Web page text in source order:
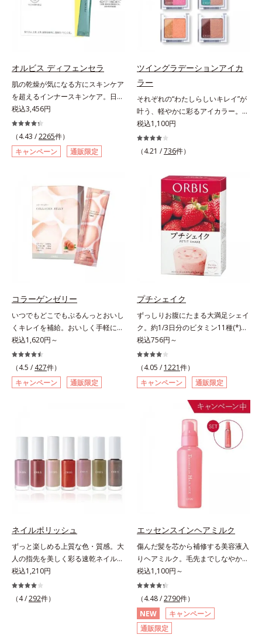
としてお使いいただく場合や、お肌
の状態に合わせて毎日お使いいただ
いても問題ありません。【ご使用方
法】①適量(さくらんぼ 1粒程度)を
を描くように、よくなじませます。
②指先の感触が軽くなったら、水ま
たはぬるま湯でよく洗い流します。
※W洗顔は不要です。
るべく、独自技術によるオルビスの
リポソームビタミンCは高吸収率。
カラダと同じ成分でできたリポソー
ム（カプセル）にビタミンCを閉じ
従来のビタミンCに比べて吸収率が
差で届けるタイムデリバー設計をプ
ラスすることで体内に長く留め、最
大限アプローチしていきます。甘酸
っぱいパイン風味が口の中に爽やか
に広がる顆粒タイプ。水なしでもサ
ッと摂れます。
けのケアなので、夏対策にありがち
な不快感やストレスは無し！ 時短
ケアにもなるため、忙しい方にもお
に早速、毎日2粒（目安）の新習慣
を始めましょう。* 紫外線などによ
り失われるビタミンCを中心とした
栄養成分の補給
オルビス ディフェンセラ
肌の乾燥が気になる方にスキンケア
を超えるインナースキンケア。日本
初(*1)“肌にもトクホ(*2)”！肌の乾燥
が気になる方に。高純度に精製した
米胚芽由来のグルコシルセラミドを
配合。「肌の水分を逃しにくくする
ため、肌の乾燥が気になる方に適し
アです。“飲むスキンケア”だから、
顔だけでなく、背中や足など、スキ
ンケア機能は全身にも。なかなか手
が回らない、ボディの乾燥対策にも
おすすめです。ゆずの爽やかな香り
とすっきりとした酸味が特徴の「ゆ
ず風味」、芳醇なマスカットの香り
「マスカット風味」、ピーチの甘い
香りと爽やかな甘味が楽しめる「ピ
ーチ風味」の3種のフレーバーをご
用意。その日の気分に合わせてチョ
イスできるから、より飽きにくく、
水なしで飲めるから、毎日手軽にお
いしく続けられます。*1 販売商品
として。*2 許可表示：本品に含ま
税込3,456円
（4.43 /2265件）
キャンペーン
通販限定
ツイングラデーションアイカ
ラー
それぞれの“わたしらしいキレイ”が
叶う、軽やかに彩るアイカラー。そ
れぞれの“わたしに似合う！”を叶え
る、絶妙な2色セットのデイリーア
イカラーです。自由に使い回せる濃
ョンが作れて、瞳の印象を確実に
UP。重ね方次第で印象の異なる仕
上がりが可能で、毎日のメイクがも
っと楽しくなります。それぞれの肌
色を考えたこだわりの色設計だか
ら、冒険カラーも肌にすんなりなじ
み、立体的で華やかな目元に仕上が
ります。容器の中でプレスされた粉
れて丸い粉体になる「バウンスロー
上で転がりやすく、ひと塗りでふわ
っとのび広がります。
税込1,100円
（4.21 /736件）
コラーゲンゼリー
いつでもどこでもぷるんっとおいし
くキレイを補給。おいしく手軽にキ
レイをチャージ！ おやつ感覚でハ
リと弾力のある毎日に欠かせない人
気のコラーゲンを補給できる、ステ
ィック型ゼリーです。吸収が早い、
分子の小さなコラーゲンが1袋にた
B6も加えました。コラーゲン特有
た、まるでフルーツゼリーのように
みずみずしいゼリーです。個包装の
スティックタイプだから、いつでも
どこでも片手でおいしくコラーゲン
になる悩みも、おやつやデザート時
にぷるんっと食べて解消を目指しま
しょう。脂肪分ゼロ＆1袋20kcal
で、ダイエット中でも安心です。各
商品の詳しい情報は商品ページをご
覧ください。・BEAUTY夏祭りは、
こちら
税込1,620円～
（4.5 / 427件）
キャンペーン
通販限定
プチシェイク
ずっしりお腹にたまる大満足シェイ
ク。約1/3日分のビタミン11種(*)・
鉄分・食物繊維配合でダイエットと
美容をしっかりサポート。食事とお
きかえるだけで簡単にカロリーを抑
えつつ、果実のいいところをまるご
と使って栄養バランスUP。食物繊
維やビタミン、鉄分などの不足しが
ちな栄養素をチャージして、健康的
なダイエットを後押しします。さら
に牛乳以外に、豆乳やヨーグルトに
も混ぜることができ、気分や摂りた
い栄養、空腹具合に合わせて食べ方
のアレンジは自由自在！自然な果実
の味を活かした美味しさで、ハッピ
ーなダイエットを目指します。* ビ
D、E、ナイアシン、パントテン
酸、葉酸各商品の詳しい情報は商品
ページをご覧ください。・BEAUTY
夏祭りは、こちら
税込756円～
（4.05 / 1221件）
キャンペーン
通販限定
ネイルポリッシュ
ずっと楽しめる上質な色・質感。大
人の指先を美しく彩る速乾ネイルカ
ラー。大人の手肌をきれいに見せ
る、落ち着いた色展開の速乾ネイル
カラー（マニキュア）です。長い年
税込1,210円
（4 /292件）
エッセンスインヘアミルク
傷んだ髪を芯から補修する美容液入
りヘアミルク。毛先までしなやかな
美髪へ。パサつき、広がり、枝毛、
ツヤ不足・・・髪のお悩みは尽きな
いもの。エッセンスインヘアミルク
は、そんなお悩みを解決する洗い流
さないタイプのトリートメントで
す。サロン業界注目の美髪成分
税込1,100円～
（4.48 /2790件）
NEW
キャンペーン
通販限定